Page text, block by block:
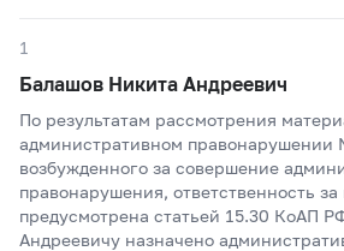
1
Балашов Никита Андреевич
По результатам рассмотрения
административном
возбужденного за совершение
правонарушения, ответственность за
предусмотрена статьей 15.30 КоАП
Андреевичу назначено